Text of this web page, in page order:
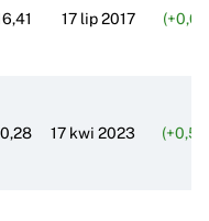
17 lip 2017
17 kwi 2023